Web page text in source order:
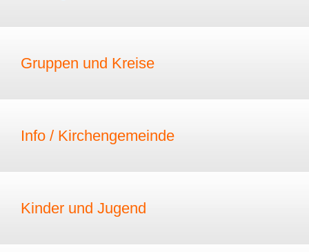
Gruppen und Kreise
Info / Kirchengemeinde
Kinder und Jugend